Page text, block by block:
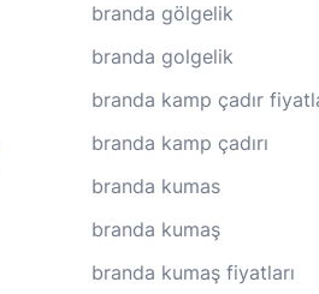
branda gölgelik
branda golgelik
branda kamp çadır
branda kamp çadırı
branda kumas
branda kumaş
branda kumaş fiyatları